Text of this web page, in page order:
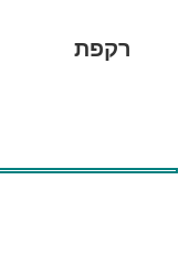
רקפת